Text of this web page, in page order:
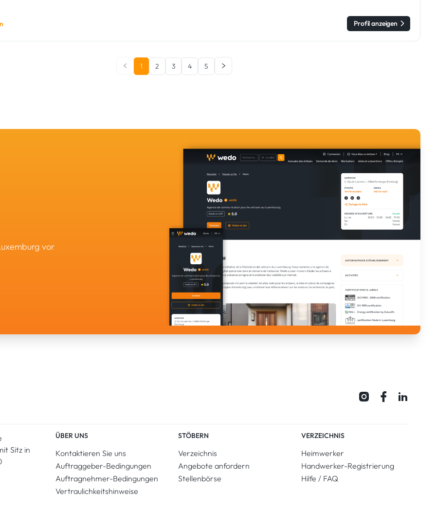
Profil anzeigen
1 2 3 4 5
vor
Sitz in
ÜBER UNS
Kontaktieren Sie uns
Auftraggeber-Bedingungen
Auftragnehmer-Bedingungen
Vertraulichkeitshinweise
STÖBERN
Verzeichnis
Angebote anfordern
Stellenbörse
VERZEICHNIS
Heimwerker
Handwerker-Registrierung
Hilfe / FAQ